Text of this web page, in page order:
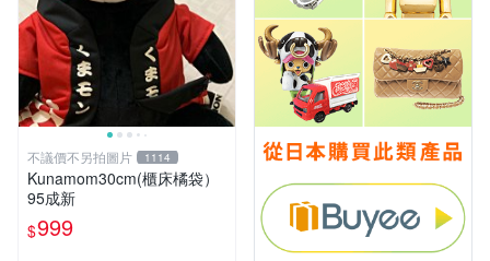
不議價不另拍圖片 1114
Kunamom30cm(櫃床橘袋）
95成新
$999